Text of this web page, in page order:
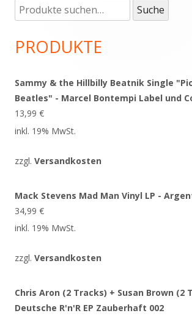
Haupt-
Seitenleiste
Suche
nach:
Suche
PRODUKTE
Sammy & the Hillbilly Beatnik Single
Beatles" - Marcel Bontempi Label und
13,99 €
inkl. 19% MwSt.
zzgl. Versandkosten
Mack Stevens Mad Man Vinyl LP -
34,99 €
inkl. 19% MwSt.
zzgl. Versandkosten
Chris Aron (2 Tracks) + Susan Brown (2
Deutsche R'n'R EP Zauberhaft 002